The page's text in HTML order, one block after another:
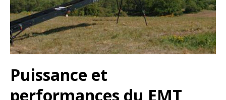
Puissance et
performances du EMT